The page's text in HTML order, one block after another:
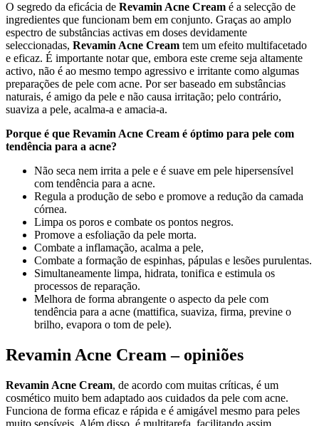
O segredo da eficácia de Revamin Acne Cream é a selecção de
ingredientes que funcionam bem em conjunto. Graças ao amplo
espectro de substâncias activas em doses devidamente
seleccionadas, Revamin Acne Cream tem um efeito multifacetado
e eficaz. É importante notar que, embora este creme seja altamente
activo, não é ao mesmo tempo agressivo e irritante como algumas
preparações de pele com acne. Por ser baseado em substâncias
naturais, é amigo da pele e não causa irritação; pelo contrário,
suaviza a pele, acalma-a e amacia-a.
Porque é que Revamin Acne Cream é óptimo para pele com
tendência para a acne?
Não seca nem irrita a pele e é suave em pele hipersensível
com tendência para a acne.
Regula a produção de sebo e promove a redução da camada
córnea.
Limpa os poros e combate os pontos negros.
Promove a esfoliação da pele morta.
Combate a inflamação, acalma a pele,
Combate a formação de espinhas, pápulas e lesões purulentas.
Simultaneamente limpa, hidrata, tonifica e estimula os
processos de reparação.
Melhora de forma abrangente o aspecto da pele com
tendência para a acne (mattifica, suaviza, firma, previne o
brilho, evapora o tom de pele).
Revamin Acne Cream – opiniões
Revamin Acne Cream, de acordo com muitas críticas, é um
cosmético muito bem adaptado aos cuidados da pele com acne.
Funciona de forma eficaz e rápida e é amigável mesmo para peles
muito sensíveis. Além disso, é multitarefa, facilitando assim